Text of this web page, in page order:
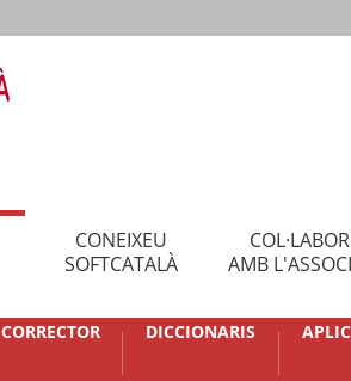
CONEIXEU
SOFTCATALÀ
AMB
CORRECTOR DICCIONARIS